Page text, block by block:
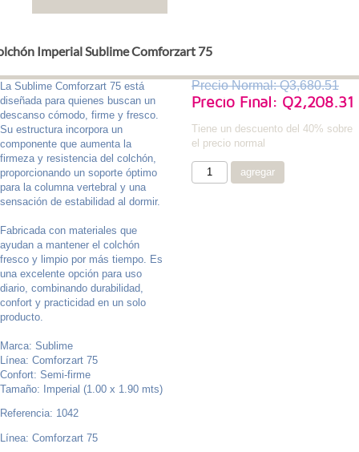
Imperial Sublime Comforzart 75
La Sublime Comforzart 75 está
diseñada para quienes buscan un
descanso cómodo, firme y fresco.
Su estructura incorpora un
componente que aumenta la
firmeza y resistencia del colchón,
proporcionando un soporte óptimo
para la columna vertebral y una
sensación de estabilidad al dormir.
Fabricada con materiales que
ayudan a mantener el colchón
fresco y limpio por más tiempo. Es
una excelente opción para uso
diario, combinando durabilidad,
confort y practicidad en un solo
producto.
Marca: Sublime
Línea: Comforzart 75
Confort: Semi-firme
Tamaño: Imperial (1.00 x 1.90 mts)
Referencia: 1042
Línea: Comforzart 75
Precio Normal: Q3,680.51
Precio Final: Q2,208.31
Tiene un descuento del 40% sobre
el precio normal